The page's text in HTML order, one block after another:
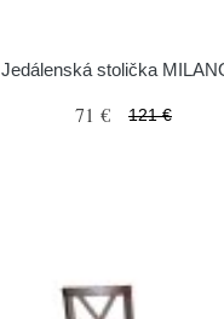
Jedálenská stolička
71 € 121 €